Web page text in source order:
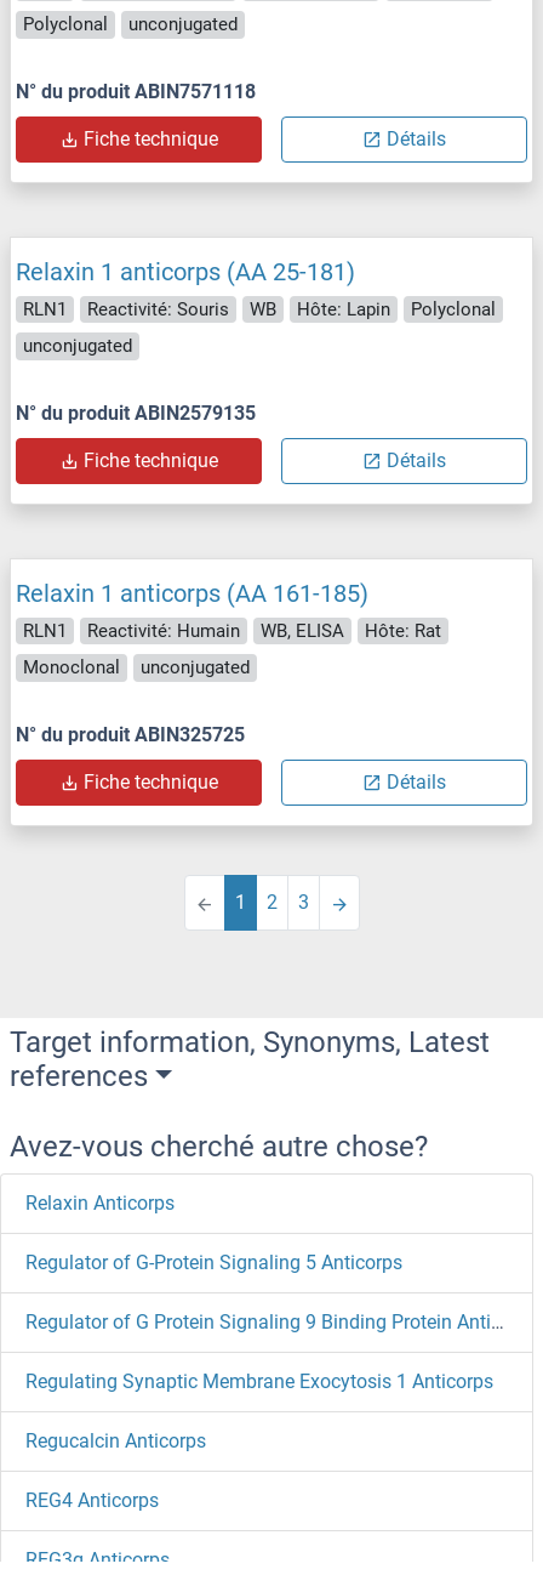
Polyclonal
unconjugated
N° du produit ABIN7571118
Fiche technique Détails
Relaxin 1 anticorps (AA 25-181)
RLN1 Reactivité: Souris WB Hôte: Lapin
Polyclonal
unconjugated
N° du produit ABIN2579135
Fiche technique Détails
Relaxin 1 anticorps (AA 161-185)
RLN1 Reactivité: Humain WB, ELISA
Hôte: Rat
Monoclonal
unconjugated
N° du produit ABIN325725
Fiche technique Détails
1 2 3
Target information, Synonyms, Latest
references
Avez-vous cherché autre chose?
Relaxin Anticorps
Regulator of G-Protein Signaling 5 Anticorps
Regulator of G Protein Signaling 9 Binding Protein Anticorps
Regulating Synaptic Membrane Exocytosis 1 Anticorps
Regucalcin Anticorps
REG4 Anticorps
REG3g Anticorps